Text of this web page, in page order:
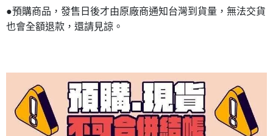
●預購商品，發售日後才由原廠商通知台灣到貨量，無法交貨
也會全額退款，還請見諒。